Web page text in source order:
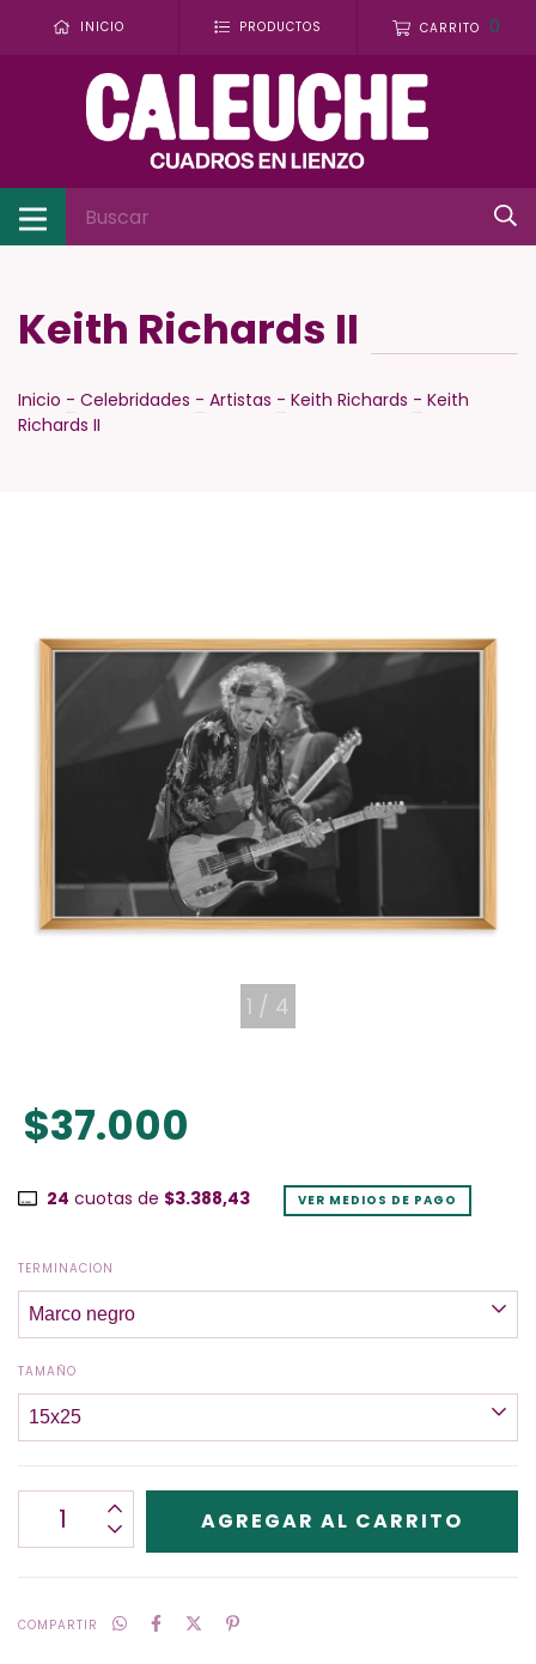
INICIO PRODUCTOS CARRITO 0
Keith Richards II
Inicio - Celebridades - Artistas - Keith Richards - Keith
Richards II
1 / 4
$37.000
24 cuotas de $3.388,43 VER MEDIOS DE PAGO
TERMINACION
TAMAÑO
COMPARTIR